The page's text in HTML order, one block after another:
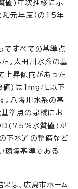
値)年次推移に示
和元年度）の15年
てすべての基準点
。太田川水系の基
昇傾向があった
値)は1mg/L以下
。八幡川水系の基
準点の泉橋にお
水質値)が
下水道の整備など
環境基準である
は、広島市ホーム